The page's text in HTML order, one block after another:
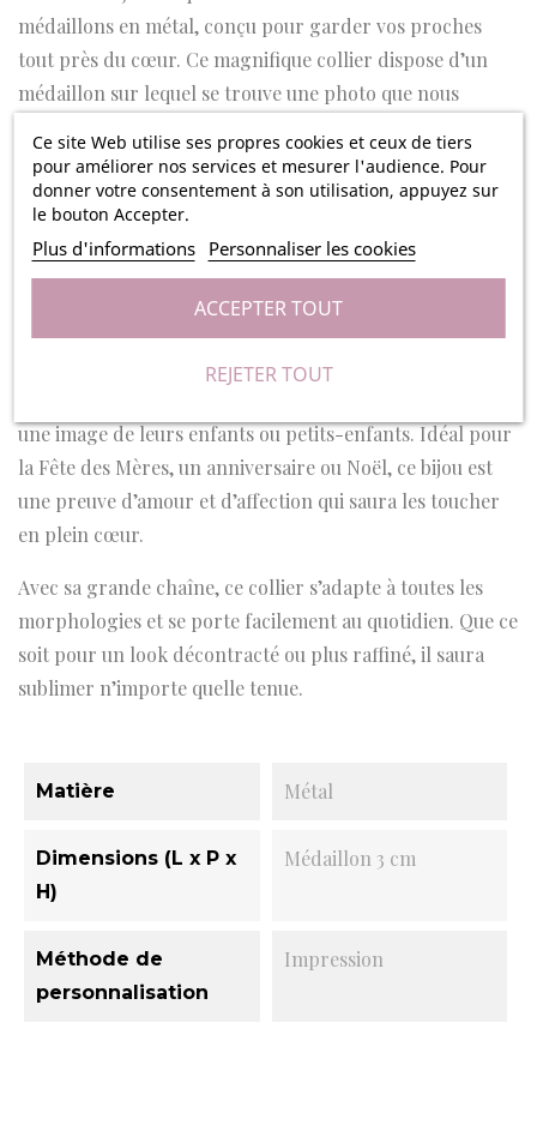
Ce site Web utilise ses propres cookies et ceux de tiers
pour améliorer nos services et mesurer l'audience. Pour
donner votre consentement à son utilisation, appuyez sur
le bouton Accepter.
Plus d'informations Personnaliser les cookies
REJETER TOUT
ACCEPTER TOUT
médaillons en métal, conçu pour garder vos proches
tout près du cœur. Ce magnifique collier dispose d’un
médaillon sur lequel se trouve une photo que nous
photo personnalisée de vos proches.
Sur le dessus du second médaillon, une délicate gravure
en forme de cœur ajoute une touche de tendresse à ce
collier en métal. Fabriqué en métal de haute qualité, il
Ce collier est le cadeau parfait pour les mamans et les
une image de leurs enfants ou petits-enfants. Idéal pour
la Fête des Mères, un anniversaire ou Noël, ce bijou est
une preuve d’amour et d’affection qui saura les toucher
en plein cœur.
Avec sa grande chaîne, ce collier s’adapte à toutes les
morphologies et se porte facilement au quotidien. Que ce
soit pour un look décontracté ou plus raffiné, il saura
sublimer n’importe quelle tenue.
Matière Métal
Dimensions (L x P x
H)
Médaillon 3 cm
Méthode de
personnalisation
Impression